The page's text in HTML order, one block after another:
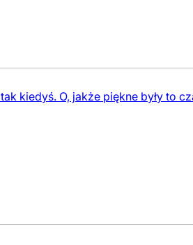
kiedyś. O, jakże piękne były to